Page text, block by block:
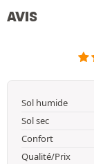
AVIS
Sol humide
Sol sec
Confort
Qualité/Prix